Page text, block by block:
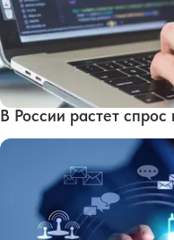
В России растет спрос